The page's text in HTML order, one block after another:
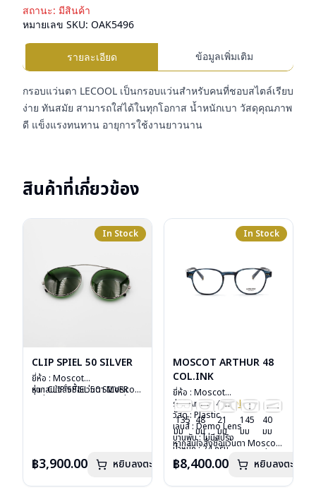
สถานะ: มีสินค้า
หมายเลข SKU: OAK5496
รายละเอียด ข้อมูลเพิ่มเติม
กรอบแว่นตา LECOOL เป็นกรอบแว่นสำหรับคนที่ชอบสไตล์เรียบ
ง่าย ทันสมัย สามารถใส่ได้ในทุกโอกาส น้ำหนักเบา วัสดุคุณภาพ
ดี แข็งแรงทนทาน อายุการใช้งานยาวนาน
สินค้าที่เกี่ยวข้อง
In Stock
CLIP SPIEL 50 SILVER
ยี่ห้อ : Moscot
รุ่น : CLIP SPIEL 50 SILVER
การรับประกัน : 1 ปี
หากสนใจสั่งชื้อแว่นตา Moscot
฿3,900.00 หยิบลงตะกร้า
In Stock
MOSCOT ARTHUR 48
COL.INK
ยี่ห้อ : Moscot
รุ่น : Arthur 48Col.ink
วัสดุ : Plastic
เลนส์ : Demo Lens
บานพับ : ไม่มีสปริง
น้ำหนัก : 24 กรัม
อุปกรณ์ : กล่องแว่น, กล่อง
กระดาษ, ผ้าเช็ดแว่น
การรับประกัน : 1 ปี
135
มม
48
มม
21
มม
145
มม
40
มม
หากสนใจสั่งชื้อแว่นตา Moscot
ลงไว้กรุณาติดต่อเราคลิก
฿8,400.00 หยิบลงตะกร้า